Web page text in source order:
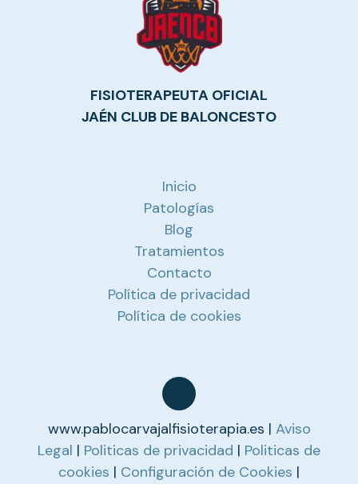
FISIOTERAPEUTA OFICIAL
JAÉN CLUB DE BALONCESTO
Inicio
Patologías
Blog
Tratamientos
Contacto
Política de privacidad
Política de cookies
www.pablocarvajalfisioterapia.es | Aviso
Legal | Politicas de privacidad | Politicas de
cookies | Configuración de Cookies |